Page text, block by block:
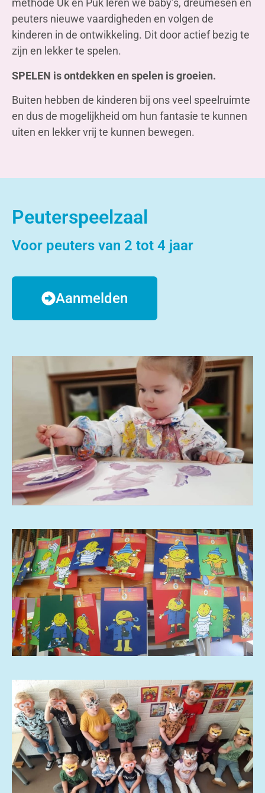
methode Uk en Puk leren we baby’s, dreumesen en
peuters nieuwe vaardigheden en volgen de
kinderen in de ontwikkeling. Dit door actief bezig te
zijn en lekker te spelen.
SPELEN is ontdekken en spelen is groeien.
Buiten hebben de kinderen bij ons veel speelruimte
en dus de mogelijkheid om hun fantasie te kunnen
uiten en lekker vrij te kunnen bewegen.
Peuterspeelzaal
Voor peuters van 2 tot 4 jaar
Aanmelden